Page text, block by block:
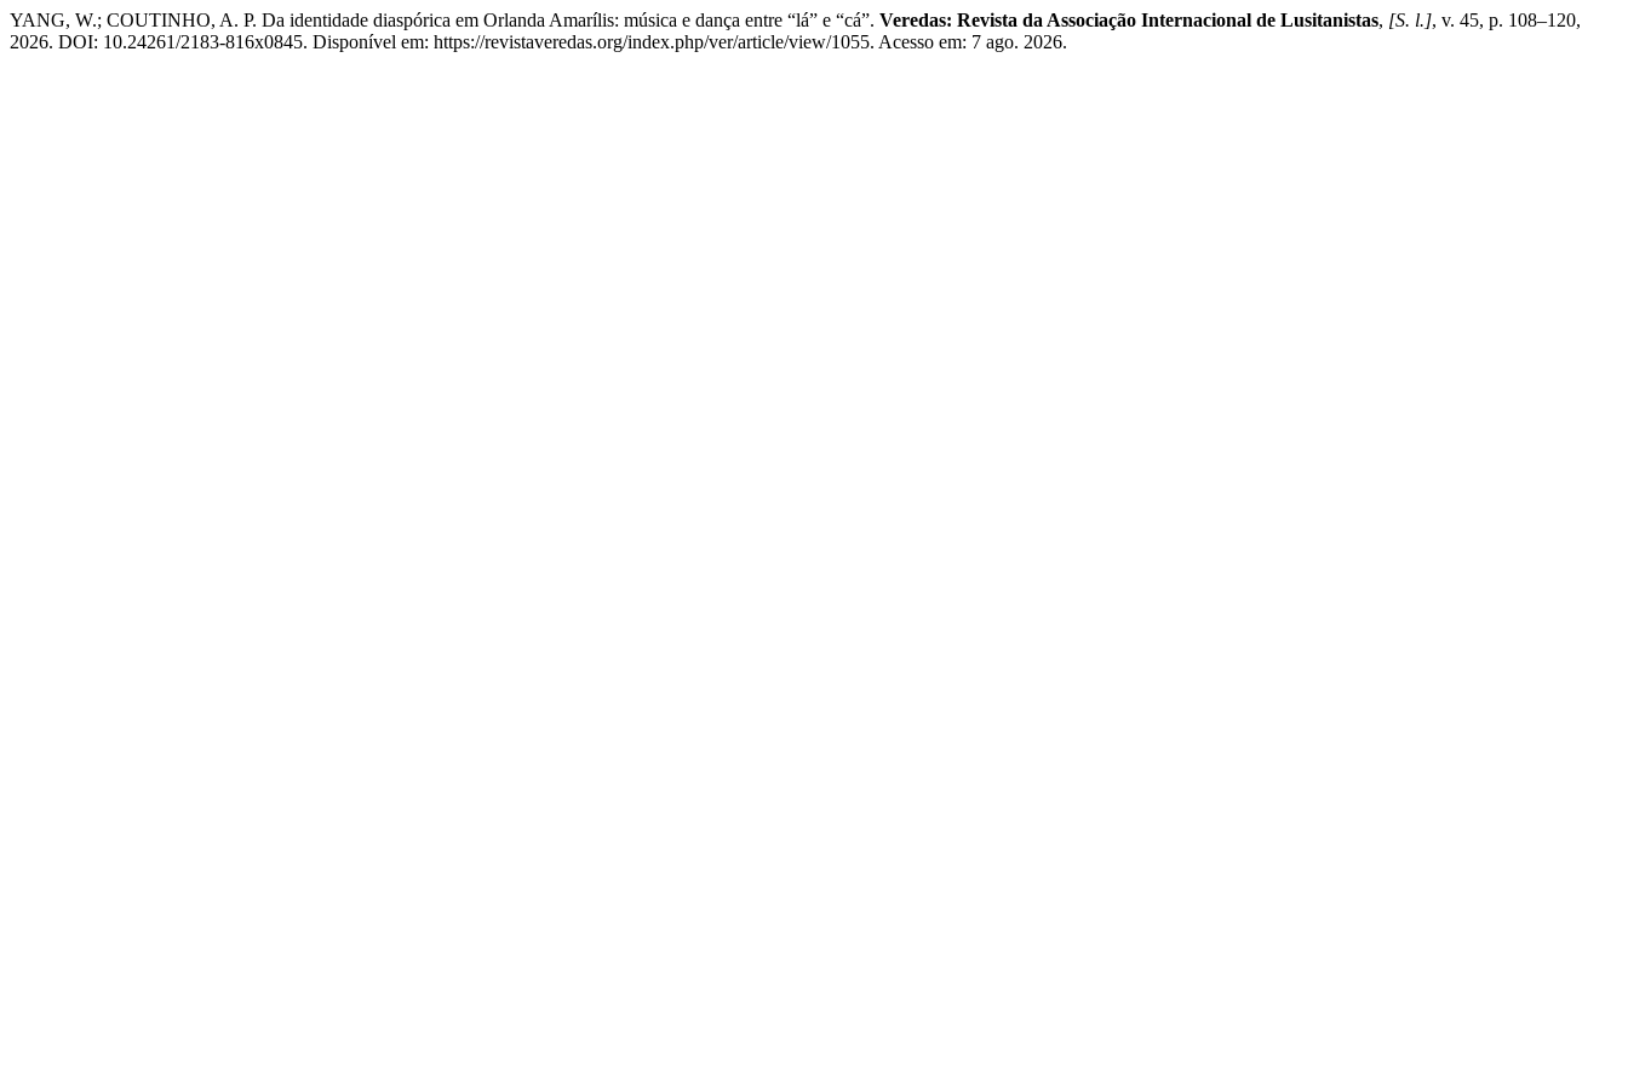
YANG, W.; COUTINHO, A. P. Da identidade diaspórica em Orlanda Amarílis: música e dança entre “lá” e “cá”. Veredas: Revista da Associação Internacional de Lusitanistas, [S. l.], v. 45, p. 108–120,
2026. DOI: 10.24261/2183-816x0845. Disponível em: https://revistaveredas.org/index.php/ver/article/view/1055. Acesso em: 7 ago. 2026.